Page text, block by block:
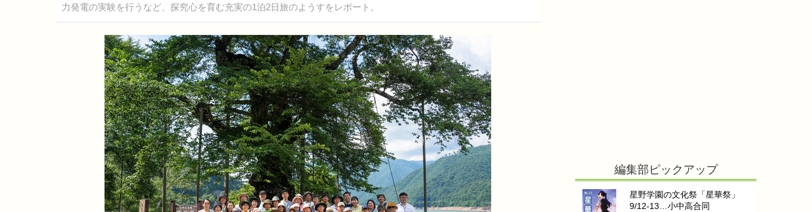
力発電の実験を行うなど、探究心を育む充実の1泊2日旅のようすをレポート。
編集部ピックアップ
星野学園の文化祭「星華祭」
9/12-13…小中高合同